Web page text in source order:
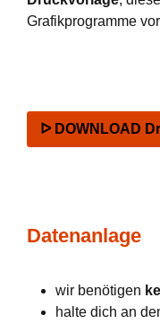
Grafikprogramme
ᐅ DOWNLOAD
Datenanlage
wir benötigen
halte dich an